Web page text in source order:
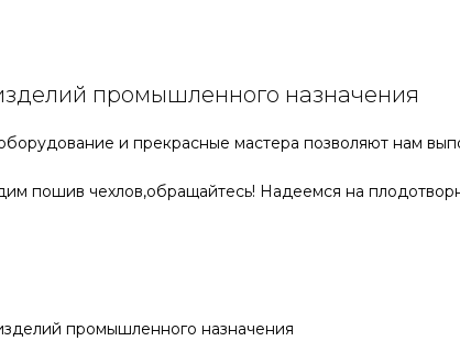
промышленного назначения
и прекрасные мастера позволяют нам
пошив чехлов,обращайтесь! Надеемся на
промышленного назначения